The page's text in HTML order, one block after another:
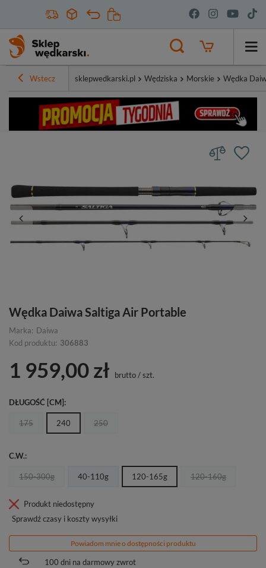
Wstecz sklepwedkarski.pl Wędziska Morskie Wędka
Wędka Daiwa Saltiga Air Portable
Marka: Daiwa
Kod produktu: 306883
1 959,00 zł brutto/szt.
DŁUGOŚĆ [CM]
175 240 250
C.W.
150-300g 40-110g 120-165g 120-160g
Produkt niedostępny
Sprawdź czasy i koszty wysyłki
Powiadom mnie o dostępności produktu
100 dni na darmowy zwrot